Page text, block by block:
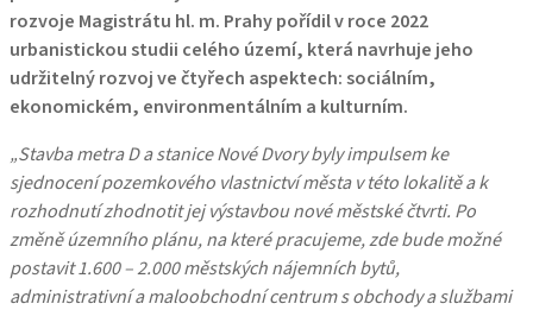
rozvoje Magistrátu hl. m. Prahy pořídil v roce 2022
urbanistickou studii celého území, která navrhuje jeho
udržitelný rozvoj ve čtyřech aspektech: sociálním,
ekonomickém, environmentálním a kulturním.
„Stavba metra D a stanice Nové Dvory byly impulsem ke
sjednocení pozemkového vlastnictví města v této lokalitě a k
rozhodnutí zhodnotit jej výstavbou nové městské čtvrti. Po
změně územního plánu, na které pracujeme, zde bude možné
postavit 1.600 – 2.000 městských nájemních bytů,
administrativní a maloobchodní centrum s obchody a službami